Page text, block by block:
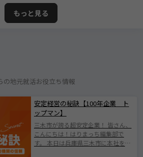
もっと見る
の地元就活お役立ち情報
安定経営の秘訣【100年企業 ト
ップマン】
三木市が誇る超安定企業！ 皆さん、
こんにちは！はりまっち編集部で
す。 本日は兵庫県三木市に本社を構